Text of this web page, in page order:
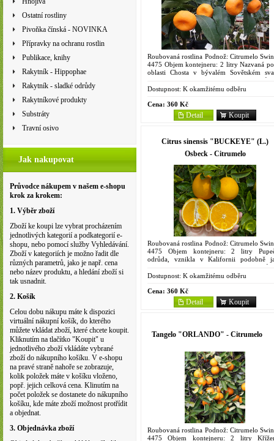
Ostatní rostliny
Pivoňka čínská - NOVINKA
Přípravky na ochranu rostlin
Publikace, knihy
Rakytník - Hippophae
Rakytník - sladké odrůdy
Rakytníkové produkty
Substráty
Travní osivo
Jak nakupovat
Průvodce nákupem v našem e-shopu
krok za krokem:
1. Výběr zboží
Zboží ke koupi lze vybrat procházením
jednotlivých kategorií a podkategorií e-
shopu, nebo pomocí služby Vyhledávání.
Zboží v kategoriích je možno řadit dle
různých parametrů, jako je např. cena
nebo název produktu, a hledání zboží si
tak usnadnit.
2. Košík
Celou dobu nákupu máte k dispozici
virtuální nákupní košík, do kterého
můžete vkládat zboží, které chcete koupit.
Kliknutím na tlačítko "Koupit" u
jednotlivého zboží vkládáte vybrané
zboží do nákupního košíku. V e-shopu
na pravé straně nahoře se zobrazuje,
kolik položek máte v košíku vloženo,
popř. jejich celková cena. Klinutím na
počet položek se dostanete do nákupního
košíku, kde máte zboží možnost protřídit
a objednat.
3. Objednávka zboží
Roubovaná rostlina Podnož: Citrumelo
4475 Objem kontejneru: 2 litry Nazvaná
oblasti Chosta v bývalém Sovětském
odkud pochází. Pomalu rostoucí
malými, temně zelenými...
Dostupnost: K okamžitému odběru
Cena: 360 Kč
Koupit
Detail
Citrus sinensis "BUCKEYE" (L.)
Osbeck - Citrumelo
Roubovaná rostlina Podnož: Citrumelo
4475 Objem kontejneru: 2 litry
odrůda, vznikla v Kalifornii podobně
'Washington'. Strom nízký, málo
Plody středně velké (6,5...
Dostupnost: K okamžitému odběru
Cena: 360 Kč
Koupit
Detail
Tangelo "ORLANDO" - Citrumelo
Roubovaná rostlina Podnož: Citrumelo
4475 Objem kontejneru: 2 litry